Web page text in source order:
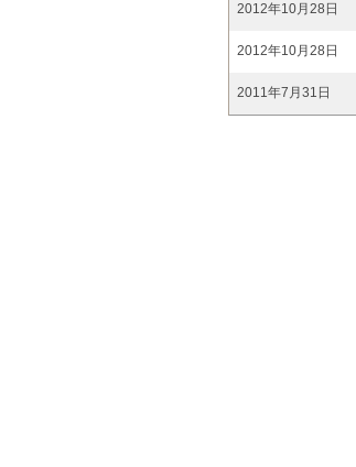
2012年10月28日
2012年10月28日
2011年7月31日